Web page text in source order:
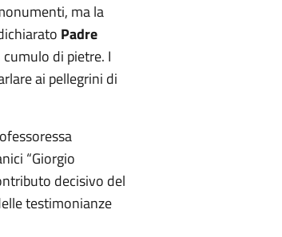
ma la
Padre
di pietre. I
ai pellegrini di
“Giorgio
decisivo del
testimonianze